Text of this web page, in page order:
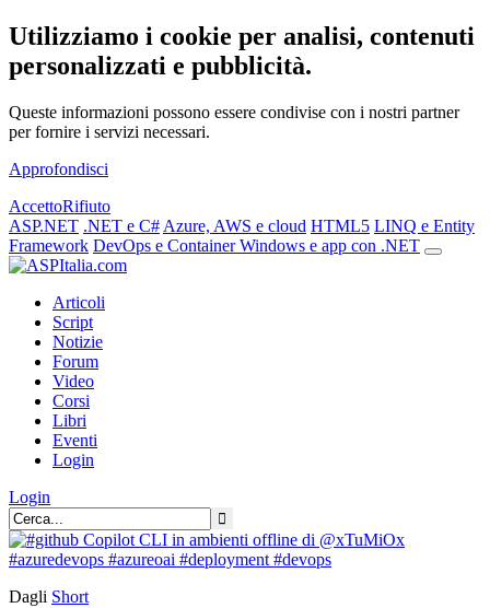
Utilizziamo i cookie per analisi, contenuti
personalizzati e pubblicità.
Queste informazioni possono essere condivise con i nostri partner
per fornire i servizi necessari.
Approfondisci
AccettoRifiuto
ASP.NET .NET e C# Azure, AWS e cloud HTML5 LINQ e Entity
Framework DevOps e ContainerWindows e app con .NET
Articoli
Script
Notizie
Forum
Video
Corsi
Libri
Eventi
Login
Login
Dagli Short